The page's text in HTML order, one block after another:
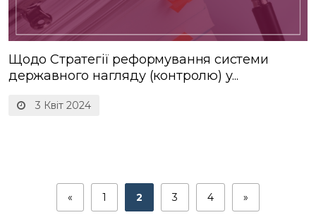
3 Квіт 2024
Щодо Стратегії реформування системи
державного нагляду (контролю) у...
« 1 2 3 4 »